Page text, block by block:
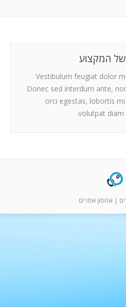
של המקצוע
Vestibulum feugiat dolor
Donec sed interdum ante,
orci egestas, lobortis
volutpat diam
| אחסון אתרים